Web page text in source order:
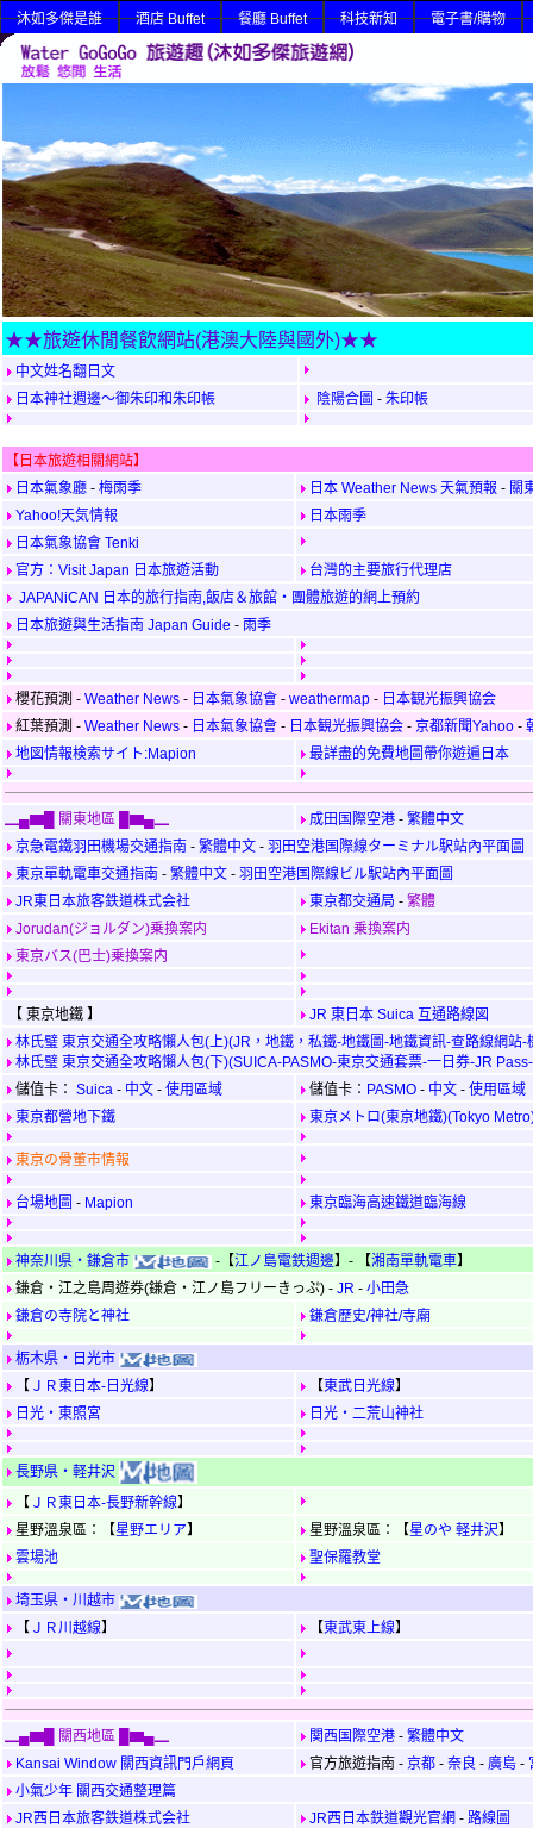
沐如多傑是誰 酒店 Buffet 餐廳 Buffet 科技新知 電子書/購物
★★旅遊休閒餐飲網站(港澳大陸與國外)★★
中文姓名翻日文
日本神社週邊～御朱印和朱印帳
陰陽合圖 - 朱印帳
【日本旅遊相關網站】
日本氣象廳 - 梅雨季 日本 Weather News 天氣預報 - 關
Yahoo!天気情報
日本雨季
日本氣象協會 Tenki
官方：Visit Japan 日本旅遊活動
台灣的主要旅行代理店
JAPANiCAN 日本的旅行指南,飯店＆旅館・團體旅遊的網上預約
日本旅遊與生活指南 Japan Guide - 雨季
櫻花預測 - Weather News - 日本氣象協會 - weathermap - 日本観光振興協会
紅葉預測 - Weather News - 日本氣象協會 - 日本観光振興協会 - 京都新聞Yahoo -
地図情報検索サイト:Mapion
最詳盡的免費地圖帶你遊遍日本
▁▄▆█ 關東地區 █▆▄▁ 成田国際空港 - 繁體中文
京急電鐵羽田機場交通指南 - 繁體中文 - 羽田空港国際線ターミナル駅站內平面圖
東京單軌電車交通指南 - 繁體中文 - 羽田空港国際線ビル駅站內平面圖
JR東日本旅客鉄道株式会社
東京都交通局 - 繁體
Jorudan(ジョルダン)乗換案内
Ekitan 乗換案内
東京バス(巴士)乗換案内
【 東京地鐵 】
JR 東日本 Suica 互通路線図
林氏璧 東京交通全攻略懶人包(上)(JR，地鐵，私鐵-地鐵圖-地鐵資訊-查路線網站-
林氏璧 東京交通全攻略懶人包(下)(SUICA-PASMO-東京交通套票-一日券-JR
儲值卡： Suica - 中文 - 使用區域 儲值卡： PASMO - 中文 - 使用區域
東京都營地下鐵
東京メトロ(東京地鐵)(Tokyo
東京の骨董市情報
台場地圖 - Mapion 東京臨海高速鐵道臨海線
神奈川県‧鎌倉市 -【江ノ島電鉄週邊】- 【湘南單軌電車】
鎌倉‧江之島周遊券(鎌倉・江ノ島フリーきっぷ) - JR - 小田急
鎌倉の寺院と神社
鎌倉歷史/神社/寺廟
栃木県‧日光市
【 ＪＲ東日本-日光線】 【東武日光線】
日光‧東照宮
日光‧二荒山神社
長野県‧軽井沢
【 ＪＲ東日本-長野新幹線】
星野溫泉區：【星野エリア】 星野溫泉區：【星のや 軽井沢】
雲場池
聖保羅教堂
埼玉県‧川越市
【 ＪＲ川越線】 【東武東上線】
▁▄▆█ 關西地區 █▆▄▁ 関西国際空港 - 繁體中文
Kansai Window 關西資訊門戶網頁
官方旅遊指南 - 京都 - 奈良 - 廣島 -
小氣少年 關西交通整理篇
JR西日本旅客鉄道株式会社
JR西日本鉄道觀光官網 - 路線圖